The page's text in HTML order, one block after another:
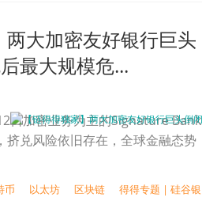
两大加密友好银行巨头
最大规模危...
日加密业务为主的Signature Bank
挤兑风险依旧存在，全球金融态势
币 以太坊 区块链
得得专题 | 硅谷银